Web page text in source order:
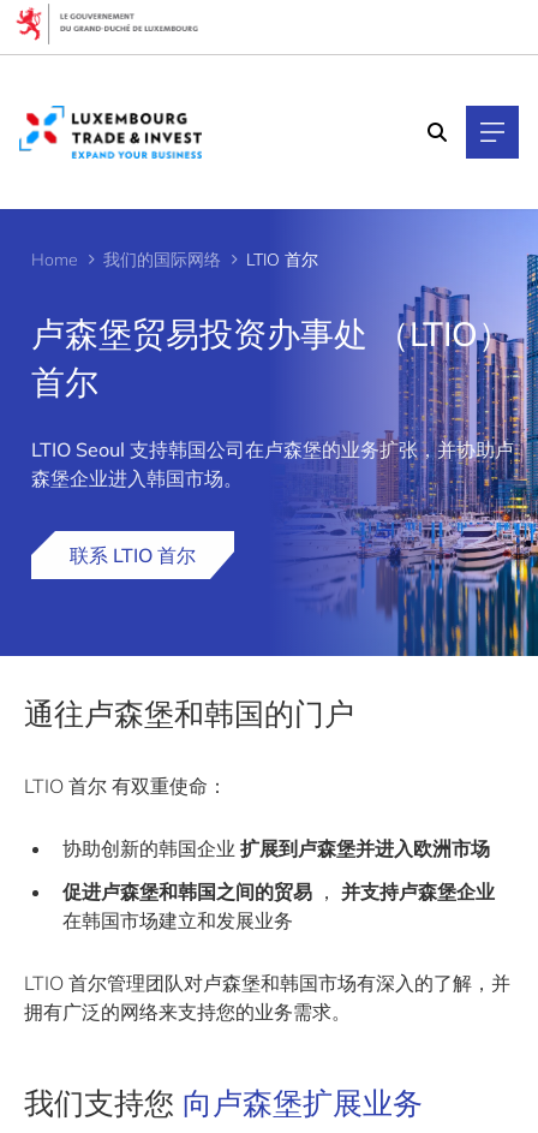
Home 我们的国际网络 LTIO 首尔
卢森堡贸易投资办事处 （LTIO）
首尔
LTIO Seoul 支持韩国公司在卢森堡的业务扩张，并协助卢
森堡企业进入韩国市场。
联系 LTIO 首尔
通往卢森堡和韩国的门户
LTIO 首尔 有双重使命：
协助创新的韩国企业 扩展到卢森堡并进入欧洲市场
促进卢森堡和韩国之间的贸易 ， 并支持卢森堡企业
在韩国市场建立和发展业务
LTIO 首尔管理团队对卢森堡和韩国市场有深入的了解，并
拥有广泛的网络来支持您的业务需求。
我们支持您 向卢森堡扩展业务
Cookies management panel